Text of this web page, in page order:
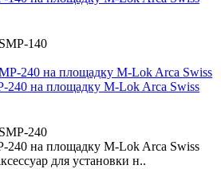
SMP-140
240 на площадку M-Lok Arca Swiss
SMP-240
240 на площадку M-Lok Arca Swiss
для установки н..